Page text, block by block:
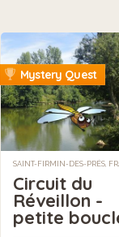
Mystery Quest
SAINT-FIRMIN-DES-PRÉS,
Circuit du
Réveillon -
petite